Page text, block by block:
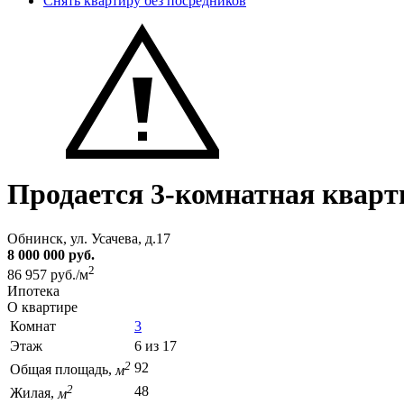
Продается 3-комнатная
Обнинск, ул. Усачева, д.17
8 000 000 руб.
86 957 руб./м2
Ипотека
О квартире
Комнат
3
Этаж
6 из 17
Общая площадь, м2 92
Жилая, м2 48